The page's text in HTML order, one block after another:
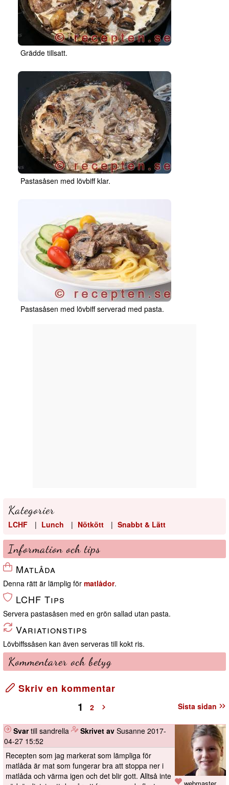
Grädde tillsatt.
Pastasåsen med lövbiff klar.
Pastasåsen med lövbiff serverad med pasta.
Kategorier
LCHF | Lunch | Nötkött | Snabbt & Lätt
Information och tips
Matlåda
Denna rätt är lämplig för matlådor.
LCHF Tips
Servera pastasåsen med en grön sallad utan pasta.
Variationstips
Lövbiffssåsen kan även serveras till kokt ris.
Kommentarer och betyg
Skriv en kommentar
Sista sidan
1 2
Svartill sandrella Skrivet av Susanne 2017-
04-27 15:52
Recepten som jag markerat som lämpliga för
matlåda är mat som fungerar bra att stoppa ner i
matlåda och värma igen och det blir gott. Alltså inte